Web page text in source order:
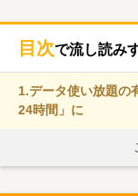
目次で流し読み
1.データ使い放題の
24時間」に